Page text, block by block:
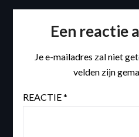
Een reactie
Je e-mailadres zal niet
velden zijn
REACTIE*